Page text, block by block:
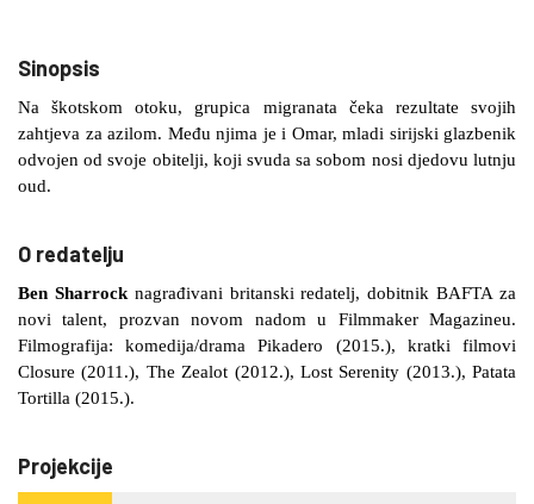
Sinopsis
Na škotskom otoku, grupica migranata čeka rezultate svojih
zahtjeva za azilom. Među njima je i Omar, mladi sirijski glazbenik
odvojen od svoje obitelji, koji svuda sa sobom nosi djedovu lutnju
oud.
O redatelju
Ben Sharrock nagrađivani britanski redatelj, dobitnik BAFTA za
novi talent, prozvan novom nadom u Filmmaker Magazineu.
Filmografija: komedija/drama Pikadero (2015.), kratki filmovi
Closure (2011.), The Zealot (2012.), Lost Serenity (2013.), Patata
Tortilla (2015.).
Projekcije